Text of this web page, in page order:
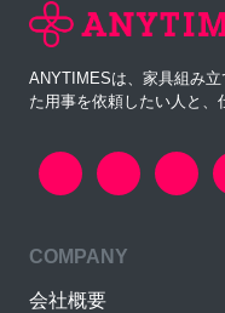
ANYTIMESは、家具組み
た用事を依頼したい人と、
COMPANY
会社概要